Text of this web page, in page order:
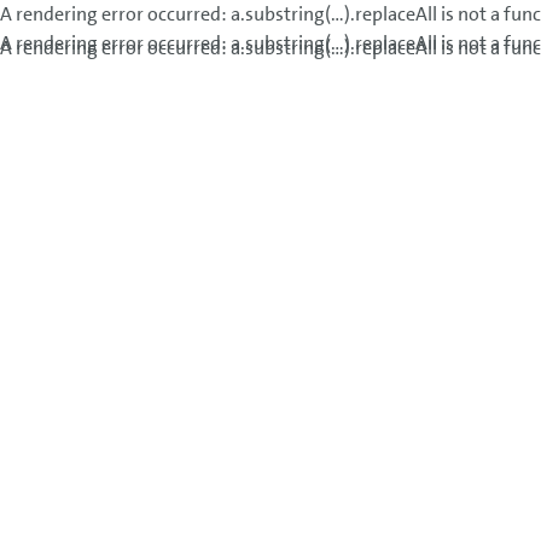
A rendering error occurred:a.substring(...).replaceAll is not a
A rendering error occurred:a.substring(...).replaceAll is not a
A rendering error occurred:a.substring(...).replaceAll is not a